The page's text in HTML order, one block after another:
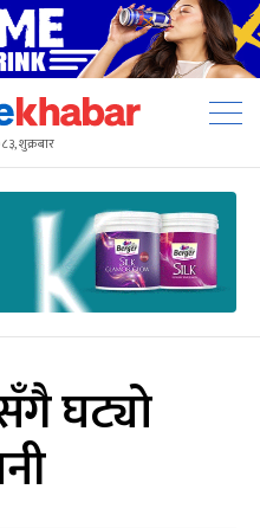
शुक्रबार
घट्यो